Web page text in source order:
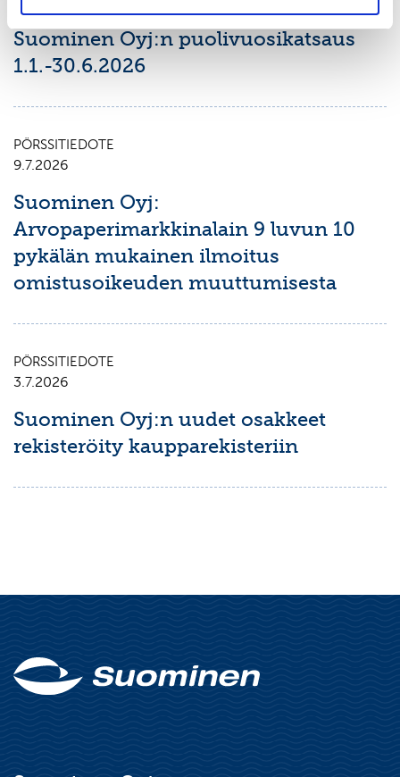
Suominen Oyj:n puolivuosikatsaus
1.1.-30.6.2026
PÖRSSITIEDOTE
9.7.2026
Suominen Oyj:
Arvopaperimarkkinalain 9 luvun 10
pykälän mukainen ilmoitus
omistusoikeuden muuttumisesta
PÖRSSITIEDOTE
3.7.2026
Suominen Oyj:n uudet osakkeet
rekisteröity kaupparekisteriin